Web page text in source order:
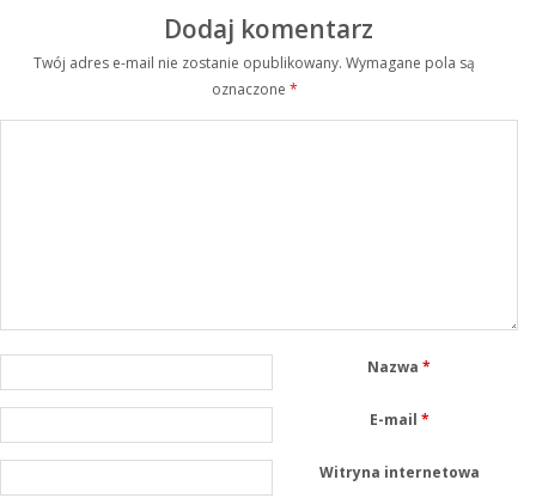
Dodaj komentarz
Twój adres e-mail nie zostanie opublikowany. Wymagane pola są
oznaczone *
Nazwa*
E-mail *
Witryna internetowa